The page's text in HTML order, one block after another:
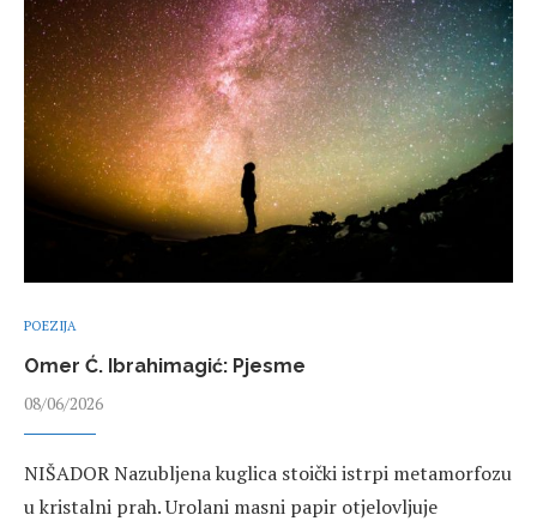
POEZIJA
Omer Ć. Ibrahimagić: Pjesme
08/06/2026
NIŠADOR Nazubljena kuglica stoički istrpi metamorfozu
u kristalni prah. Urolani masni papir otjelovljuje